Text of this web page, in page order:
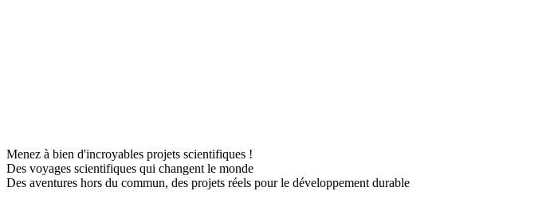
Menez à bien d'incroyables projets scientifiques !
Des voyages scientifiques qui changent le monde
Des aventures hors du commun, des projets réels pour le développement durable